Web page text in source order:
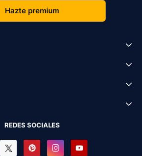
Hazte premium
REDES SOCIALES